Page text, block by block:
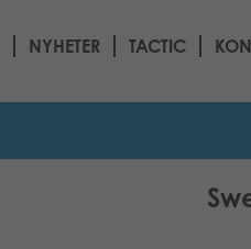
NYHETER TACTIC